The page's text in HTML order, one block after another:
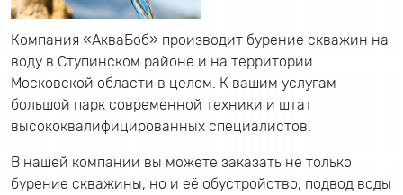
Компания «АкваБоб» производит бурение скважин на
воду в Ступинском районе и на территории
Московской области в целом. К вашим услугам
большой парк современной техники и штат
высококвалифицированных специалистов.
В нашей компании вы можете заказать не только
бурение скважины, но и её обустройство, подвод воды